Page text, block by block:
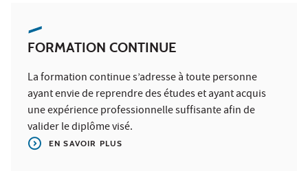
FORMATION CONTINUE
La formation continue s’adresse à toute personne
ayant envie de reprendre des études et ayant acquis
une expérience professionnelle suffisante afin de
valider le diplôme visé.
EN SAVOIR PLUS